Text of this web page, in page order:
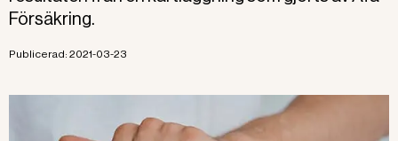
Försäkring.
Publicerad: 2021-03-23